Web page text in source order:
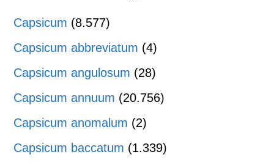
Capsicum (8.577)
Capsicum abbreviatum (4)
Capsicum angulosum (28)
Capsicum annuum (20.756)
Capsicum anomalum (2)
Capsicum baccatum (1.339)